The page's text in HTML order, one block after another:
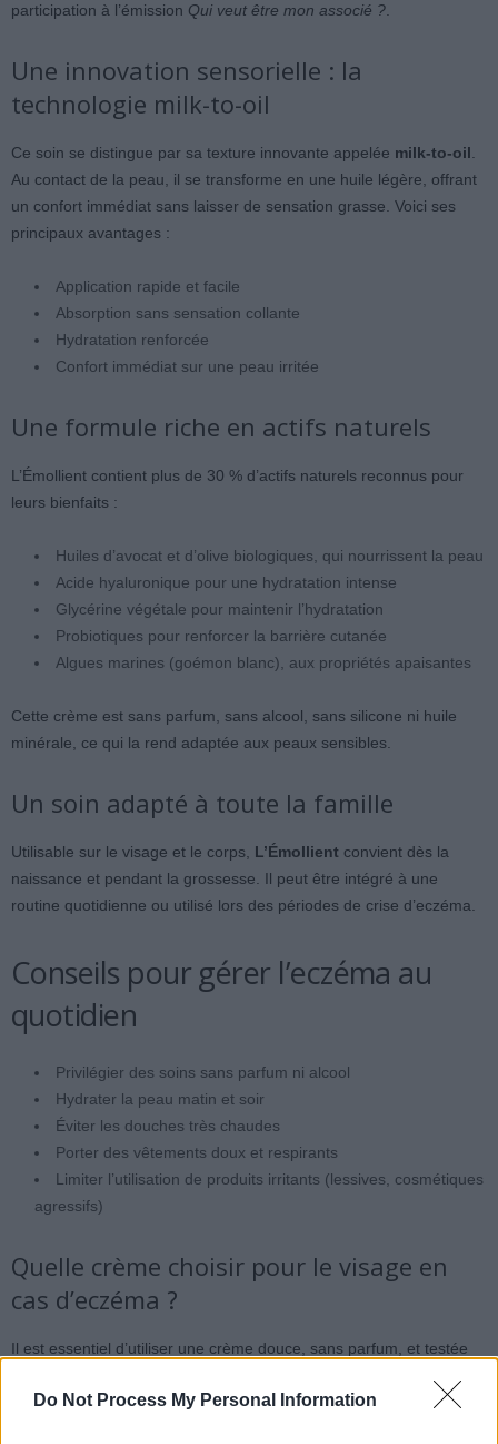
Do Not Process My Personal Information
participation à l’émission Qui veut être mon associé ?
Une innovation sensorielle : la
technologie milk-to-oil
Ce soin se distingue par sa texture innovante appelée milk-to-oil
Au contact de la peau, il se transforme en une huile légère, offrant
un confort immédiat sans laisser de sensation grasse. Voici ses
principaux avantages :
Application rapide et facile
Absorption sans sensation collante
Hydratation renforcée
Confort immédiat sur une peau irritée
Une formule riche en actifs naturels
L’Émollient contient plus de 30 % d’actifs naturels reconnus pour
leurs bienfaits :
Huiles d’avocat et d’olive biologiques, qui nourrissent la peau
Acide hyaluronique pour une hydratation intense
Glycérine végétale pour maintenir l’hydratation
Probiotiques pour renforcer la barrière cutanée
Algues marines (goémon blanc), aux propriétés apaisantes
Cette crème est sans parfum, sans alcool, sans silicone ni huile
minérale, ce qui la rend adaptée aux peaux sensibles.
Un soin adapté à toute la famille
Utilisable sur le visage et le corps, L’Émollient convient dès la
naissance et pendant la grossesse. Il peut être intégré à une
routine quotidienne ou utilisé lors des périodes de crise d’eczéma.
Conseils pour gérer l’eczéma au
quotidien
Privilégier des soins sans parfum ni alcool
Hydrater la peau matin et soir
Éviter les douches très chaudes
Porter des vêtements doux et respirants
Limiter l’utilisation de produits irritants (lessives, cosmétiques
agressifs)
Quelle crème choisir pour le visage en
cas d’eczéma ?
Il est essentiel d’utiliser une crème douce, sans parfum, et testée
technologie innovante, L’Émollientde Pomad Paris apparaît